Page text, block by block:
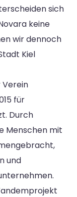
sich
keine
wir dennoch
Kiel
Verein
für
Durch
Menschen mit
und